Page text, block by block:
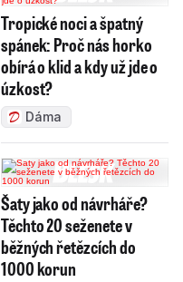
Tropické noci a špatný
spánek: Proč nás horko
obírá o klid a kdy už jde o
úzkost?
Dáma
Šaty jako od návrháře?
Těchto 20 seženete v
běžných řetězcích do
1000 korun